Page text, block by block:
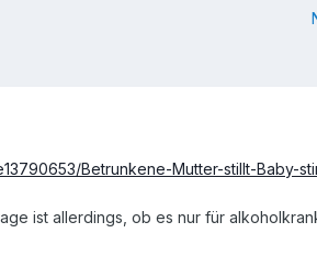
Betrunkene-Mutter-stillt-Baby-
ist allerdings, ob es nur für